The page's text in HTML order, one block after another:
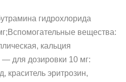
гидрохлорида
вещества:
кальция
— для дозировки 10 мг:
краситель эритрозин,